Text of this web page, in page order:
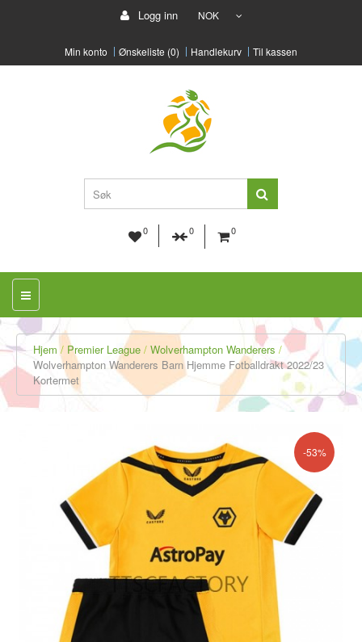
Logg inn NOK
Min konto Ønskeliste (0) Handlekurv Til kassen
0 0 0
Hjem Premier League
Wolverhampton Wanderers
Wolverhampton Wanderers Barn Hjemme Fotballdrakt 2022/23
Kortermet
-53%